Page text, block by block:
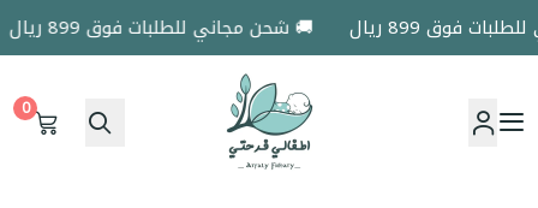
فوق 899 ريال 🚚 شحن مجاني للطلبات فوق 899 ريال
اطفالي فرحتي
0